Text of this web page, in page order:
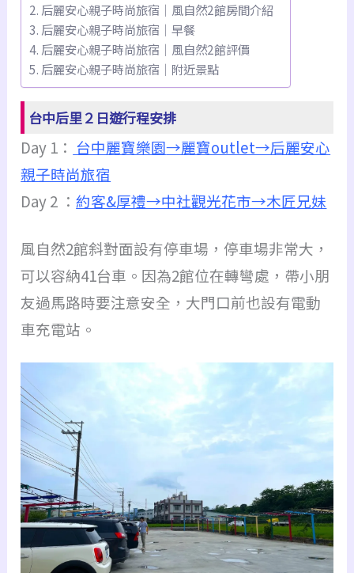
后麗安心親子時尚旅宿｜風自然2館房間介紹
后麗安心親子時尚旅宿｜早餐
后麗安心親子時尚旅宿｜風自然2館評價
后麗安心親子時尚旅宿｜附近景點
台中后里２日遊行程安排
Day 1： 台中麗寶樂園→麗寶outlet→后麗安心
親子時尚旅宿
Day 2 ：約客&厚禮→中社觀光花市→木匠兄妹
風自然2館斜對面設有停車場，停車場非常大，
可以容納41台車。因為2館位在轉彎處，帶小朋
友過馬路時要注意安全，大門口前也設有電動
車充電站。